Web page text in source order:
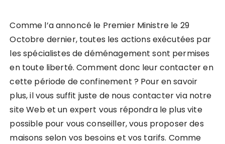
Comme l’a annoncé le Premier Ministre le 29
Octobre dernier, toutes les actions exécutées par
les spécialistes de déménagement sont permises
en toute liberté. Comment donc leur contacter en
cette période de confinement ? Pour en savoir
plus, il vous suffit juste de nous contacter via notre
site Web et un expert vous répondra le plus vite
possible pour vous conseiller, vous proposer des
maisons selon vos besoins et vos tarifs. Comme